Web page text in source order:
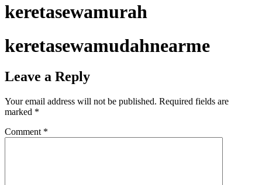
keretasewamurah
keretasewamudahnearme
Leave a Reply
Your email address will not be published. Required fields are
marked *
Comment *